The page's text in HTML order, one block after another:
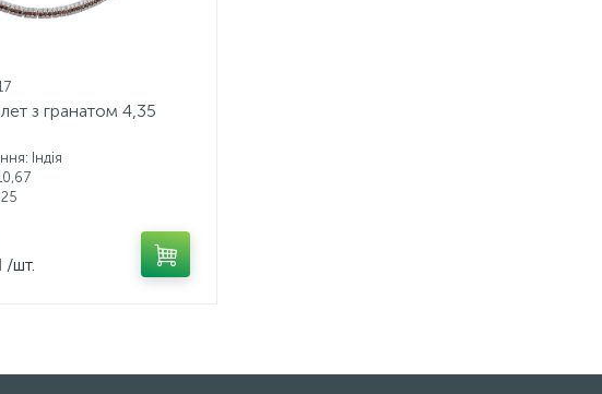
з гранатом 4,35
Індія
/шт.